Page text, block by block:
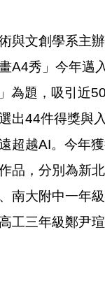
與文創學系主
A4秀」今年邁
為題，吸引近
出44件得獎與
超越AI。 今年
品，分別為新
南大附中一年
工三年級鄭尹瑄